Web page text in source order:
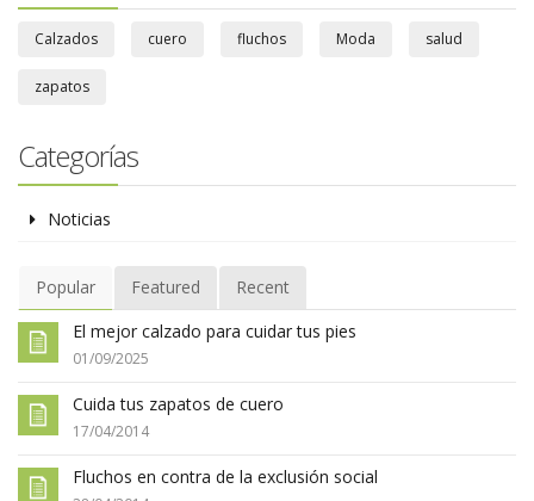
Calzados cuero fluchos Moda salud
zapatos
Categorías
Noticias
Popular Featured
Recent
El mejor calzado para cuidar tus pies
01/09/2025
Cuida tus zapatos de cuero
17/04/2014
Fluchos en contra de la exclusión social